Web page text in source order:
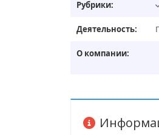
Рубрики:
Деятельность:
О компании: